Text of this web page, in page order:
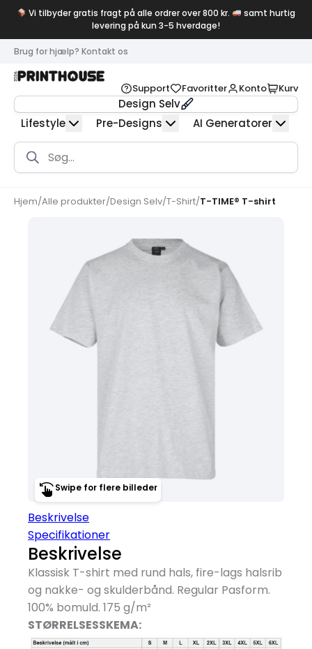
Vi tilbyder gratis fragt på alle ordrer over 800 kr.
samt hurtig
levering på kun 3-5 hverdage!
Brug for hjælp? Kontakt os
Support Favoritter Konto Kurv
Design Selv
Lifestyle
Pre-Designs AI Generatorer
Products
search
Hjem/Alle produkter/Design Selv/T-Shirt/T-TIME® T-shirt
Swipe for flere billeder
Beskrivelse
Specifikationer
Beskrivelse
Klassisk T-shirt med rund hals, fire-lags halsrib
og nakke- og skulderbånd. Regular Pasform.
100% bomuld. 175 g/m²
STØRRELSESSKEMA: